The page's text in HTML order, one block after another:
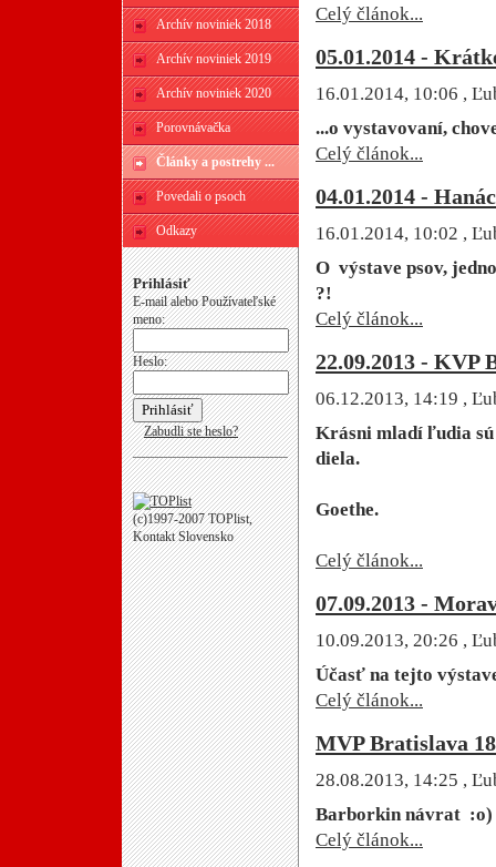
Archív noviniek 2018
Archív noviniek 2019
Archív noviniek 2020
Porovnávačka
Články a postrehy ...
Povedali o psoch
Odkazy
Prihlásiť
E-mail alebo Používateľské
meno:
Heslo:
Zabudli ste heslo?
(c)1997-2007 TOPlist,
Kontakt Slovensko
Celý článok...
05.01.2014 -
16.01.2014, 10:06 ,
...o vystavovaní,
Celý článok...
04.01.2014 -
16.01.2014, 10:02 ,
O výstave psov,
?!
Celý článok...
22.09.2013 - KVP
06.12.2013, 14:19 ,
Krásni mladí ľudia
diela.
Goethe.
Celý článok...
07.09.2013 -
10.09.2013, 20:26 ,
Účasť na tejto
Celý článok...
MVP Bratislava
28.08.2013, 14:25 ,
Barborkin návrat :o)
Celý článok...